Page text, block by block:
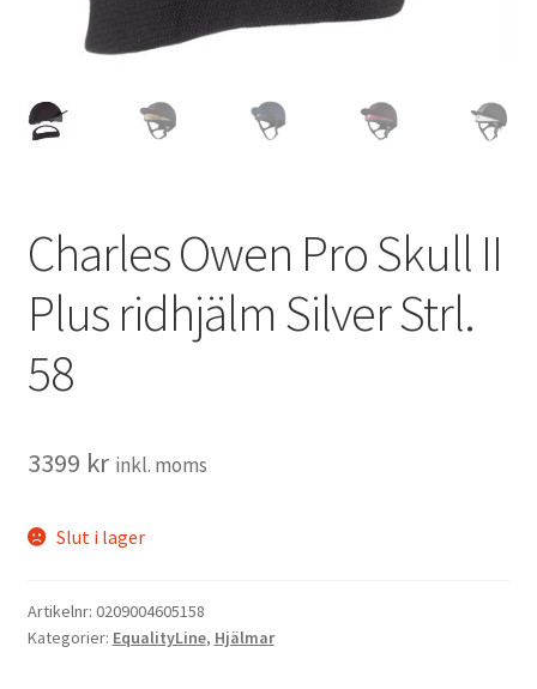
Charles Owen Pro Skull II
Plus ridhjälm Silver Strl.
58
3399 kr inkl. moms
Slut i lager
Artikelnr: 0209004605158
Kategorier: EqualityLine, Hjälmar